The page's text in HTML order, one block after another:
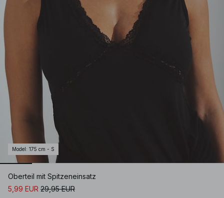
Model : 175 cm - S
Oberteil mit Spitzeneinsatz
5,99 EUR 29,95 EUR